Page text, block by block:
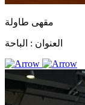
مقهى طاولة
العنوان : الباحة